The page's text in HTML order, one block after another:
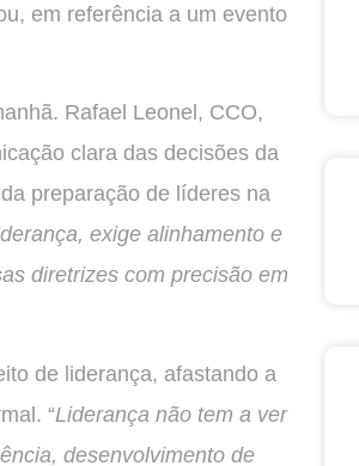
em referência a um evento
Rafael Leonel, CCO,
clara das decisões da
preparação de líderes na
exige alinhamento e
diretrizes com precisão em
de liderança, afastando a
“Liderança não tem a ver
desenvolvimento de